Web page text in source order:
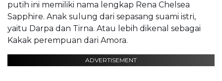
putih ini memiliki nama lengkap Rena Chelsea
Sapphire. Anak sulung dari sepasang suami istri,
yaitu Darpa dan Tirna. Atau lebih dikenal sebagai
Kakak perempuan dari Amora.
ADVERTISEMENT